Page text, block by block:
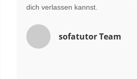
dich verlassen kannst.
sofatutor Team